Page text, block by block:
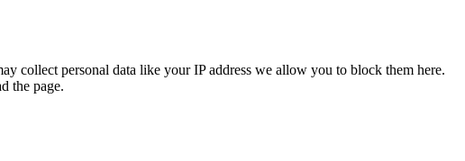
collect personal data like your IP address we allow you to block them here.
the page.